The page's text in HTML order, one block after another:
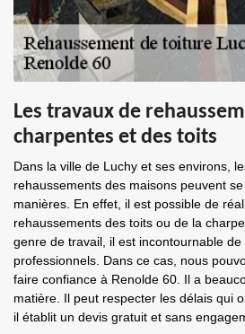
Les travaux de
charpentes et des toits
Dans la ville de Luchy et ses environs,
rehaussements des maisons peuvent
manières. En effet, il est possible de
rehaussements des toits ou de la
genre de travail, il est incontournable
professionnels. Dans ce cas, nous
faire confiance à Renolde 60. Il a
matière. Il peut respecter les délais qui
il établit un devis gratuit et sans